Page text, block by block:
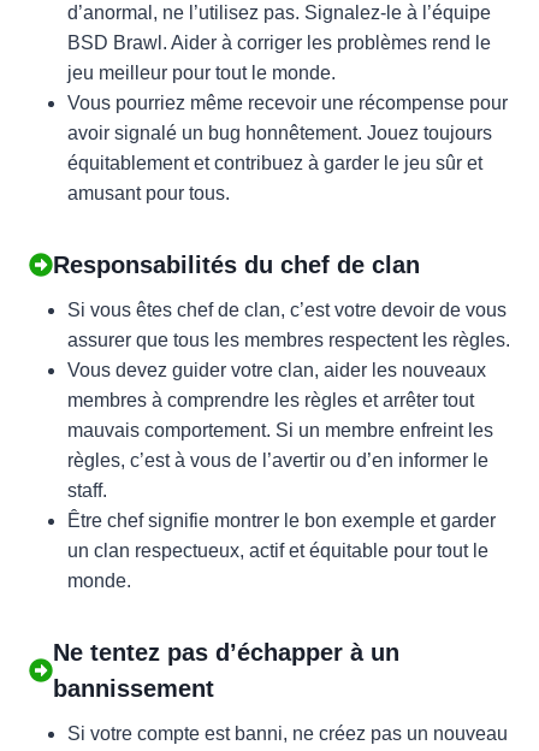
d’anormal, ne l’utilisez pas. Signalez-le à l’équipe
BSD Brawl. Aider à corriger les problèmes rend le
jeu meilleur pour tout le monde.
Vous pourriez même recevoir une récompense pour
avoir signalé un bug honnêtement. Jouez toujours
équitablement et contribuez à garder le jeu sûr et
amusant pour tous.
Responsabilités du chef de clan
Si vous êtes chef de clan, c’est votre devoir de vous
assurer que tous les membres respectent les règles.
Vous devez guider votre clan, aider les nouveaux
membres à comprendre les règles et arrêter tout
mauvais comportement. Si un membre enfreint les
règles, c’est à vous de l’avertir ou d’en informer le
staff.
Être chef signifie montrer le bon exemple et garder
un clan respectueux, actif et équitable pour tout le
monde.
Ne tentez pas d’échapper à un
bannissement
Si votre compte est banni, ne créez pas un nouveau